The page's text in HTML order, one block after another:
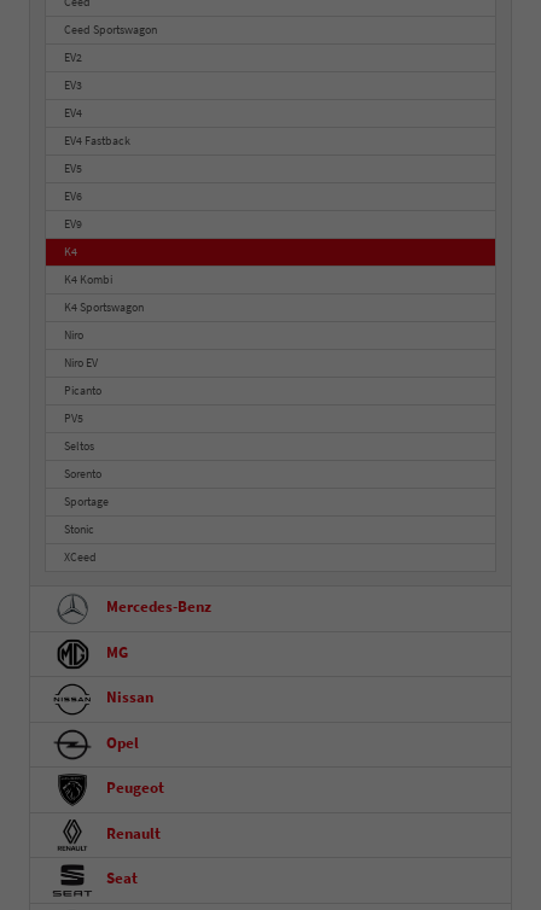
Ceed Sportswagon
EV2
EV3
EV4
EV4 Fastback
EV5
EV6
EV9
K4
K4 Kombi
K4 Sportswagon
Niro
Niro EV
Picanto
PV5
Seltos
Sorento
Sportage
Stonic
XCeed
Mercedes-Benz
MG
Nissan
Opel
Peugeot
Renault
Seat